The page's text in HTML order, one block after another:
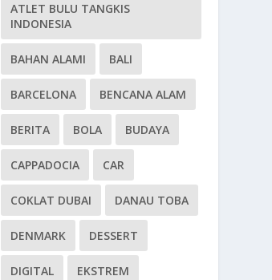
ATLET BULU TANGKIS
INDONESIA
BAHAN ALAMI BALI
BARCELONA BENCANA ALAM
BERITA BOLA BUDAYA
CAPPADOCIA CAR
COKLAT DUBAI DANAU TOBA
DENMARK DESSERT
DIGITAL EKSTREM